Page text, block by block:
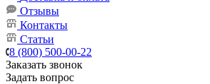
Отзывы
Контакты
Статьи
8 (800) 500-00-22
Заказать звонок
Задать вопрос